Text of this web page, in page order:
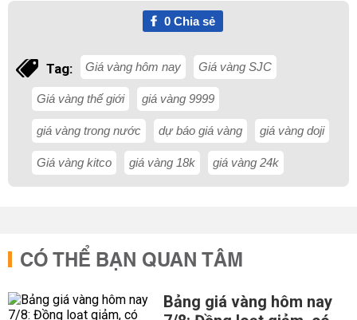
0Chia sẻ
Tag: Giá vàng hôm nay Giá vàng SJC
Giá vàng thế giới giá vàng 9999
giá vàng trong nước dự báo giá vàng giá vàng doji
Giá vàng kitco giá vàng 18k giá vàng 24k
CÓ THỂ BẠN QUAN TÂM
Bảng giá vàng hôm nay